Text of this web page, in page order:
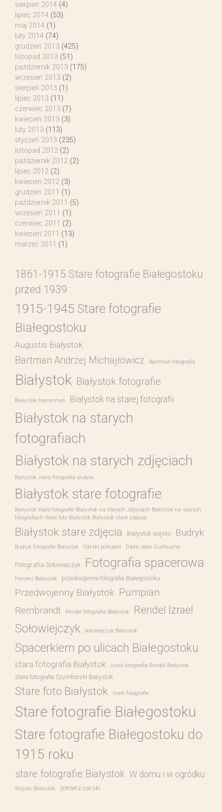
sierpień 2014 (4)
lipiec 2014 (53)
maj 2014 (1)
luty 2014 (74)
grudzień 2013 (425)
listopad 2013 (51)
październik 2013 (175)
wrzesień 2013 (2)
sierpień 2013 (1)
lipiec 2013 (11)
czerwiec 2013 (7)
kwiecień 2013 (3)
luty 2013 (113)
styczeń 2013 (235)
listopad 2012 (2)
październik 2012 (2)
lipiec 2012 (2)
kwiecień 2012 (3)
grudzień 2011 (1)
październik 2011 (5)
wrzesień 2011 (1)
czerwiec 2011 (2)
kwiecień 2011 (13)
marzec 2011 (1)
1861-1915 Stare fotografie Białegostoku
przed 1939
1915-1945 Stare fotografie
Białegostoku
Augustis Białystok
Bartman Andrzej Michajłowicz Bartman fotografia
Białystok Białystok fotografie
Białystok harcerstwo Białystok na starej fotografii
Białystok na starych
fotografiach
Białystok na starych zdjęciach
Białystok stara fotografia ślubna
Białystok stare fotografie
Białystok stare fotografie Białystok na starych zdjęciach Białystok na starych
fotografiach Stare foto Białystok Białystok stare zdjęcia
Białystok stare zdjęcia Białystok wojsko Budryk
Budryk fotografie Białystok Carski policjant Diehl Jean Guillaume
Fotografia Sołowiejczyk Fotografia spacerowa
Harcerz Białystok przedwojenne fotografie Białegostoku
Przedwojenny Białystok Pumpian
Rembrandt Rendel fotografia Bialystok Rendel Izrael
Sołowiejczyk Sołowiejczyk Białystok
Spacerkiem po ulicach Białegostoku
stara fotografia Białystok stara fotografia Rendel Białystok
stara fotografia Szymborski Białystok
Stare foto Białystok stare fotografie
Stare fotografie Białegostoku
Stare fotografie Białegostoku do
1915 roku
stare fotografie Białystok W domu i w ogródku
Wojsko Białystok żołnierz carski